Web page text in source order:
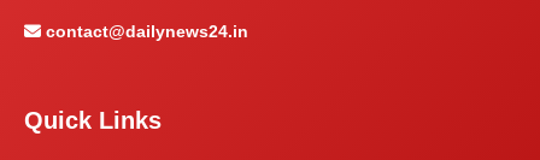
contact@dailynews24.in
Quick Links